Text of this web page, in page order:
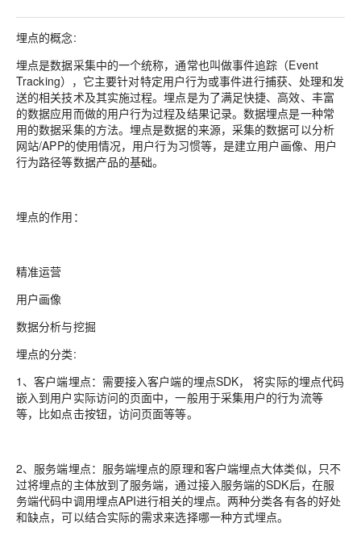
埋点的概念:
埋点是数据采集中的一个统称，通常也叫做事件追踪（Event
Tracking），它主要针对特定用户行为或事件进行捕获、处理和发
送的相关技术及其实施过程。埋点是为了满足快捷、高效、丰富
的数据应用而做的用户行为过程及结果记录。数据埋点是一种常
用的数据采集的方法。埋点是数据的来源，采集的数据可以分析
网站/APP的使用情况，用户行为习惯等，是建立用户画像、用户
行为路径等数据产品的基础。
埋点的作用：
精准运营
用户画像
数据分析与挖掘
埋点的分类:
1、客户端埋点：需要接入客户端的埋点SDK， 将实际的埋点代码
嵌入到用户实际访问的页面中，一般用于采集用户的行为流等
等，比如点击按钮，访问页面等等。
2、服务端埋点：服务端埋点的原理和客户端埋点大体类似，只不
过将埋点的主体放到了服务端，通过接入服务端的SDK后，在服
务端代码中调用埋点API进行相关的埋点。两种分类各有各的好处
和缺点，可以结合实际的需求来选择哪一种方式埋点。